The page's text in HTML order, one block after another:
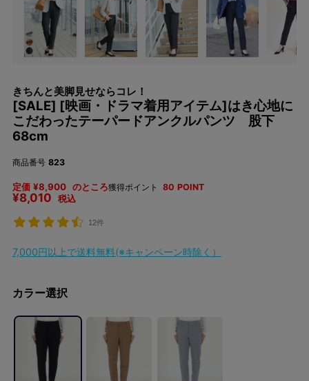
きちんと美脚見せならコレ！
[SALE] [映画・ドラマ着用アイテム]はき心地に
こだわったテーパードアンクルパンツ 股下
68cm
商品番号 823
定価 ¥8,900 のところ
¥8,010 税込
獲得ポイント 80 POINT
12件
7,000円以上で送料無料(※キャンペーン時除く）
カラー選択